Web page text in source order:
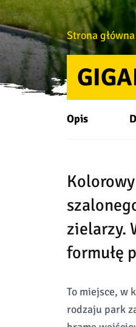
Strona główna
Opis
zielarzy.
formułę
To miejsce, w
rodzaju park